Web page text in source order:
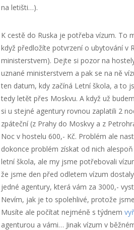
na letišti…).
K cestě do Ruska je potřeba vízum. To
když předložíte potvrzení o ubytování v
ministerstvem). Dejte si pozor na
uznané ministerstvem a pak se na ně
ten datum, kdy začíná Letní škola, a to
tedy letět přes Moskvu. A když už
si u stejné agentury rovnou zaplatili 2
zpáteční (z Prahy do Moskvy a z
Noc v hostelu 600,- Kč. Problém ale
dokonce problém získat od nich
letní škola, ale my jsme potřebovali
že jsme den před odletem vízum
jedné agentury, která vám za 3000,-
Nevím, jak je to spolehlivé, protože
Musíte ale počítat nejméně s týdnem
agenturou a vámi… Jinak vízum v